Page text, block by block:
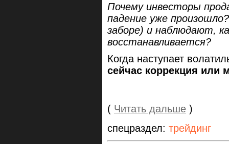
Почему инвесторы
падение уже
заборе) и наблюдают,
восстанавливается?
Когда наступает
сейчас коррекция или
( Читать дальше )
спецраздел: трейдинг